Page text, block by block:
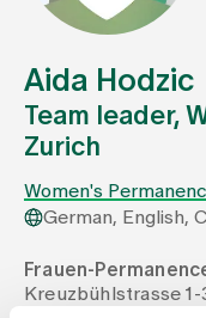
Stay
Team
Assigning
Events
Aida Hodzic
Team leader,
Zurich
Women's
German, English,
Frauen-
Kreuzbühlstrasse 1-